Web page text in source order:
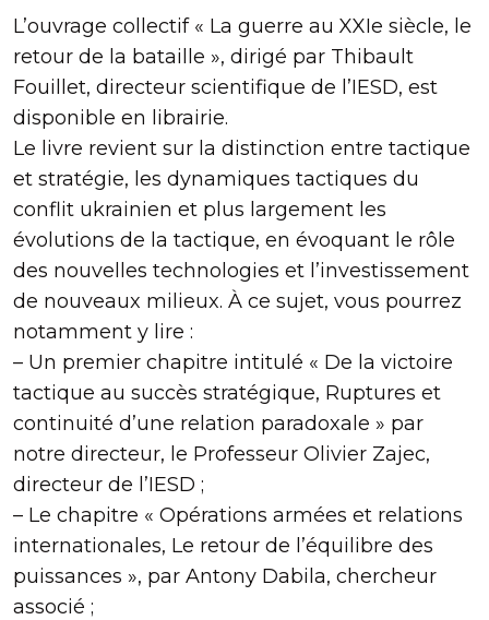
L’ouvrage collectif « La guerre au XXIe siècle, le
retour de la bataille », dirigé par Thibault
Fouillet, directeur scientifique de l’IESD, est
disponible en librairie.
Le livre revient sur la distinction entre tactique
et stratégie, les dynamiques tactiques du
conflit ukrainien et plus largement les
évolutions de la tactique, en évoquant le rôle
des nouvelles technologies et l’investissement
de nouveaux milieux. À ce sujet, vous pourrez
notamment y lire :
– Un premier chapitre intitulé « De la victoire
tactique au succès stratégique, Ruptures et
continuité d’une relation paradoxale » par
notre directeur, le Professeur Olivier Zajec,
directeur de l’IESD ;
– Le chapitre « Opérations armées et relations
internationales, Le retour de l’équilibre des
puissances », par Antony Dabila, chercheur
associé ;